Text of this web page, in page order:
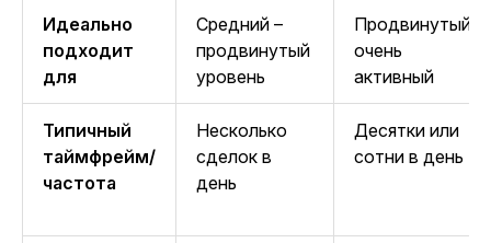
Идеально
подходит
для
Средний –
продвинутый
уровень
Продвинутый,
очень
активный
Типичный
таймфрейм/
частота
Несколько
сделок в
день
Десятки или
сотни в день